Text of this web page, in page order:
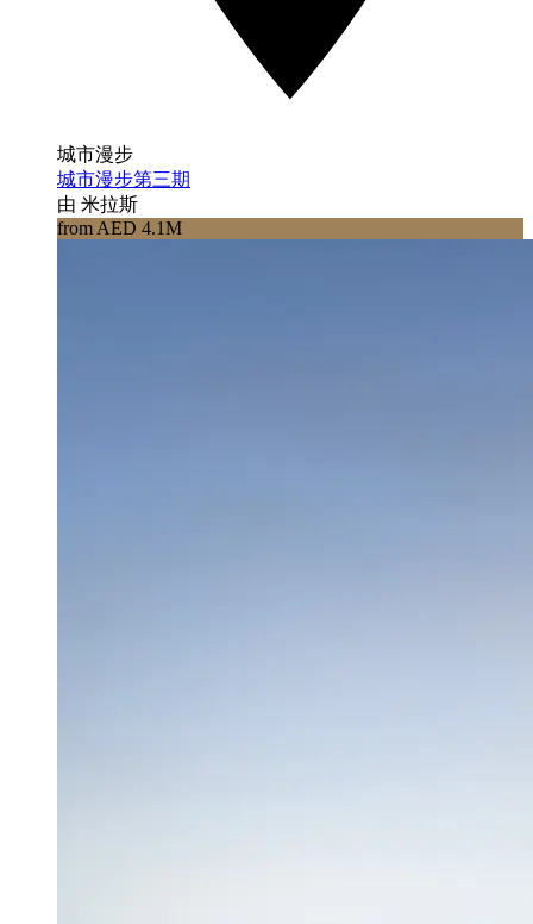
城市漫步
城市漫步第三期
由 米拉斯
from AED 4.1M